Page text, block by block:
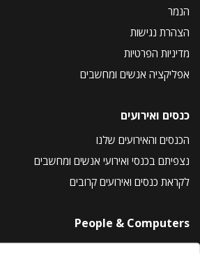
הנמר
הצהרת נגישות
מדיניות הפרטיות
אפליקציה אנשים ומחשבים
כנסים ואירועים
הכנסים והאירועים שלנו
נצפיתם בכנסי ואירועי אנשים ומחשבים
לקראת כנסים ואירועים קרובים
People & Computers
About Us